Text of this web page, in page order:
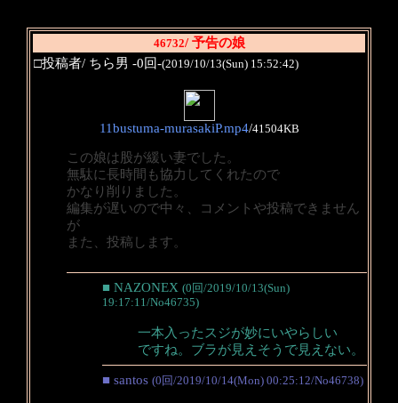
46732/ 予告の娘
□投稿者/ ちら男 -0回-(2019/10/13(Sun) 15:52:42)
11bustuma-murasakiP.mp4/41504KB
この娘は股が緩い妻でした。
無駄に長時間も協力してくれたので
かなり削りました。
編集が遅いので中々、コメントや投稿できません
が
また、投稿します。
■ NAZONEX (0回/2019/10/13(Sun)
19:17:11/No46735)
一本入ったスジが妙にいやらしい
ですね。ブラが見えそうで見えない。
■ santos (0回/2019/10/14(Mon) 00:25:12/No46738)